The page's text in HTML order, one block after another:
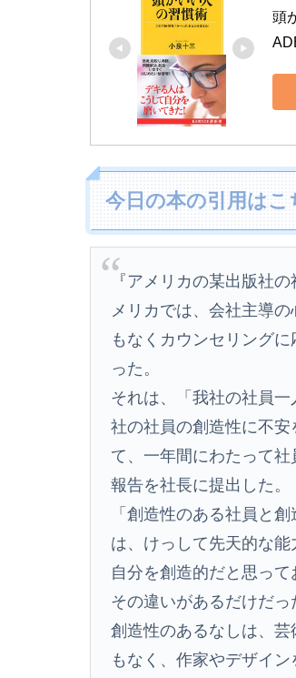
頭
今日の本の引用はこ
『アメリカの某出版社
メリカでは、会社主導
もなくカウンセリング
った。
それは、「我社の社員
社の社員の創造性に不
て、一年間にわたって
報告を社長に提出した。
「創造性のある社員と
は、けっして先天的な能
自分を創造的だと思っ
その違いがあるだけだっ
創造性のあるなしは、
もなく、作家やデザイ